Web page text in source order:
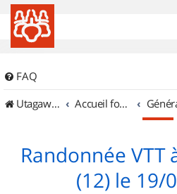
FAQ
UtagawaVTT (Randos VTT et VTTAE avec traces GPS)
Accueil forum
Randonnée VTT
(12) le 19/